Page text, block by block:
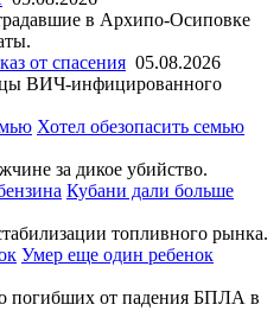
в Архипо-Осиповке
от спасения 05.08.2026
ВИЧ-инфицированного
Хотел обезопасить семью
за дикое убийство.
Кубани дали больше
топливного рынка.
Умер еще один ребенок
погибших от падения БПЛА в